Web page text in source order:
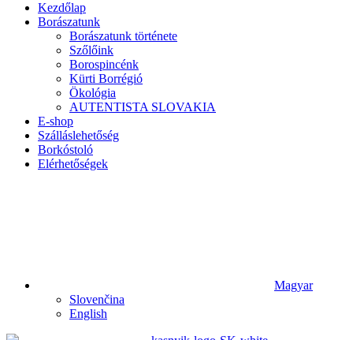
Kezdőlap
Borászatunk
Borászatunk története
Szőlőink
Borospincénk
Kürti Borrégió
Ökológia
AUTENTISTA SLOVAKIA
E-shop
Szálláslehetőség
Borkóstoló
Elérhetőségek
Magyar
Slovenčina
English